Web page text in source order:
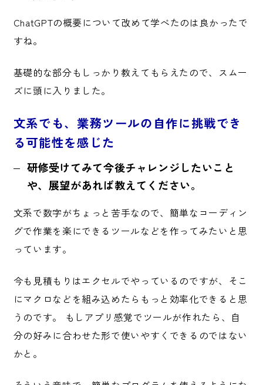
ChatGPTの概要について改めて学べたのは良かったで
すね。
基礎的な部分もしっかり教えてもらえたので、スムー
ズに頭に入りました。
文系でも、業務ツールの自作に挑戦でき
る可能性を感じた
研修受けてみて今後チャレンジしたいこと
や、展望があれば教えてください。
文系で数字がちょっと苦手なので、簡単なコーディン
グで作業を楽にできるツールなどを作ってみたいと思
っています。
今も見積もりはエクセルでやっているのですが、そこ
にマクロなどを組み込めたらもっと効率化できると思
うのです。 もしアプリ感覚でツールが作れたら、自
分の好みに合わせた形で使いやすくできるのではない
かと。